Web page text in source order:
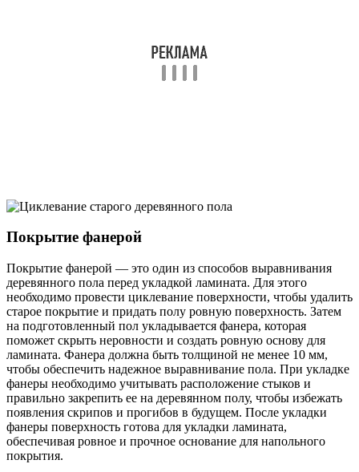
Покрытие фанерой
Покрытие фанерой — это один из способов выравнивания
деревянного пола перед укладкой ламината. Для этого
необходимо провести циклевание поверхности, чтобы удалить
старое покрытие и придать полу ровную поверхность. Затем
на подготовленный пол укладывается фанера, которая
поможет скрыть неровности и создать ровную основу для
ламината. Фанера должна быть толщиной не менее 10 мм,
чтобы обеспечить надежное выравнивание пола. При укладке
фанеры необходимо учитывать расположение стыков и
правильно закрепить ее на деревянном полу, чтобы избежать
появления скрипов и прогибов в будущем. После укладки
фанеры поверхность готова для укладки ламината,
обеспечивая ровное и прочное основание для напольного
покрытия.